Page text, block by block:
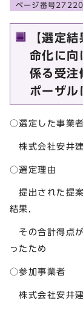
ページ番号
【選定
命化に向
係る受注
ポーザル
○選定した事業者
株式会社安井
○選定理由
提出された提
結果，
その合計得点
ったため
○参加事業者
株式会社安井